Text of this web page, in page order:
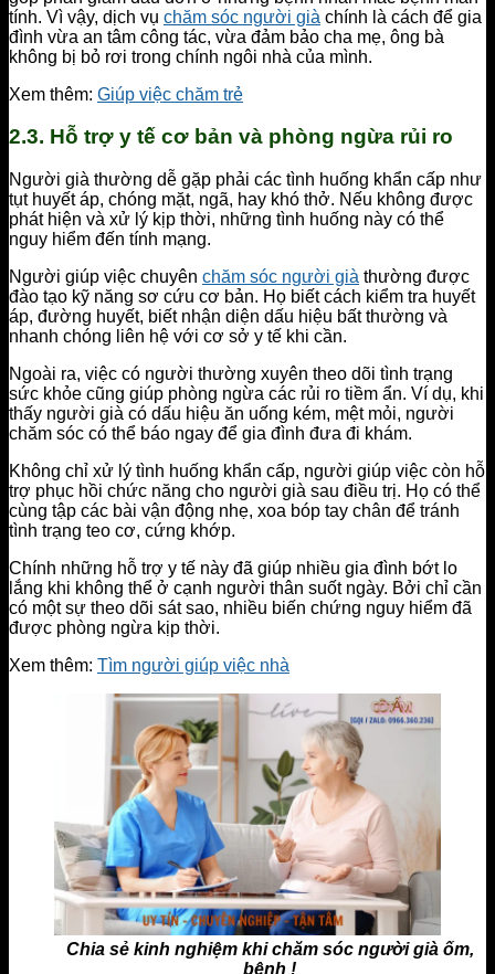
tính. Vì vậy, dịch vụ chăm sóc người già chính là cách để gia
đình vừa an tâm công tác, vừa đảm bảo cha mẹ, ông bà
không bị bỏ rơi trong chính ngôi nhà của mình.
Xem thêm: Giúp việc chăm trẻ
2.3. Hỗ trợ y tế cơ bản và phòng ngừa rủi ro
Người già thường dễ gặp phải các tình huống khẩn cấp như
tụt huyết áp, chóng mặt, ngã, hay khó thở. Nếu không được
phát hiện và xử lý kịp thời, những tình huống này có thể
nguy hiểm đến tính mạng.
Người giúp việc chuyên chăm sóc người già thường được
đào tạo kỹ năng sơ cứu cơ bản. Họ biết cách kiểm tra huyết
áp, đường huyết, biết nhận diện dấu hiệu bất thường và
nhanh chóng liên hệ với cơ sở y tế khi cần.
Ngoài ra, việc có người thường xuyên theo dõi tình trạng
sức khỏe cũng giúp phòng ngừa các rủi ro tiềm ẩn. Ví dụ, khi
thấy người già có dấu hiệu ăn uống kém, mệt mỏi, người
chăm sóc có thể báo ngay để gia đình đưa đi khám.
Không chỉ xử lý tình huống khẩn cấp, người giúp việc còn hỗ
trợ phục hồi chức năng cho người già sau điều trị. Họ có thể
cùng tập các bài vận động nhẹ, xoa bóp tay chân để tránh
tình trạng teo cơ, cứng khớp.
Chính những hỗ trợ y tế này đã giúp nhiều gia đình bớt lo
lắng khi không thể ở cạnh người thân suốt ngày. Bởi chỉ cần
có một sự theo dõi sát sao, nhiều biến chứng nguy hiểm đã
được phòng ngừa kịp thời.
Xem thêm: Tìm người giúp việc nhà
Chia sẻ kinh nghiệm khi chăm sóc người già ốm,
bệnh !